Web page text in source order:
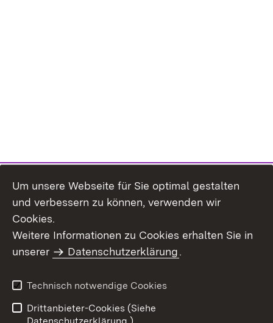
Benutzungshinweise
Erklärung zur
Um unsere Webseite für Sie optimal gestalten
und verbessern zu können, verwenden wir
Cookies.
Weitere Informationen zu Cookies erhalten Sie in
unserer
Datenschutzerklärung.
Technisch notwendige Cookies
Drittanbieter-Cookies (Siehe